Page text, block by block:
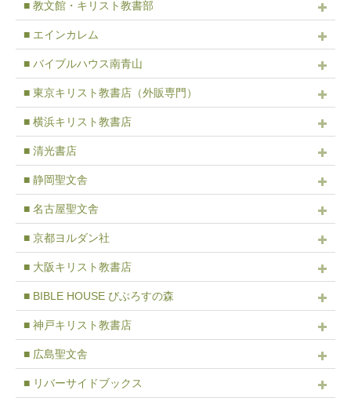
■ 教文館・キリスト教書部
■ エインカレム
■ バイブルハウス南青山
■ 東京キリスト教書店（外販専門）
■ 横浜キリスト教書店
■ 清光書店
■ 静岡聖文舎
■ 名古屋聖文舎
■ 京都ヨルダン社
■ 大阪キリスト教書店
■ BIBLE HOUSE びぶろすの森
■ 神戸キリスト教書店
■ 広島聖文舎
■ リバーサイドブックス